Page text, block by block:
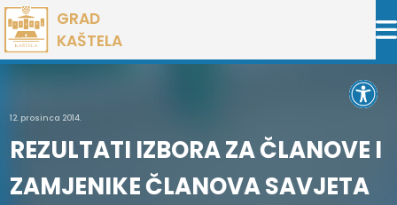
Preskoči
na
sadržaj
GRAD
KAŠTELA
12. prosinca 2014.
REZULTATI IZBORA ZA ČLANOVE I
ZAMJENIKE ČLANOVA SAVJETA